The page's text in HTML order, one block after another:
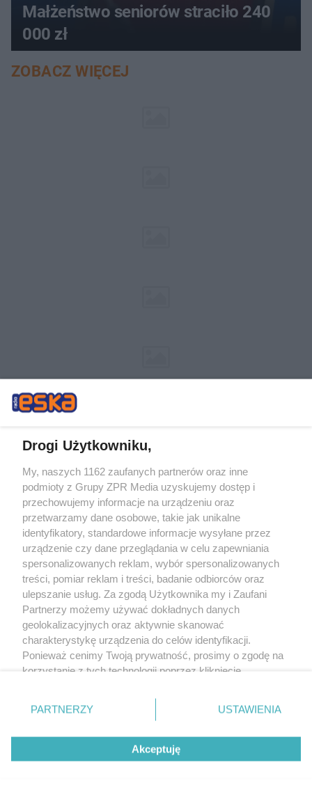
Małżeństwo seniorów straciło 240
000 zł
ZOBACZ WIĘCEJ
Żaden utwór zamieszczony w serwisie nie może być powielany i
rozpowszechniany lub dalej rozpowszechniany w jakikolwiek sposób (w
tym także elektroniczny lub mechaniczny) na jakimkolwiek polu
eksploatacji w jakiejkolwiek formie, włącznie z umieszczaniem w Internecie
bez pisemnej zgody właściciela praw. Jakiekolwiek użycie lub
wykorzystanie utworów w całości lub w części z naruszeniem prawa, tzn.
bez właściwej zgody, jest zabronione pod groźbą kary i może być ścigane
prawnie.
O nas
Drogi Użytkowniku,
My, naszych 1162 zaufanych partnerów oraz inne
podmioty z Grupy ZPR Media uzyskujemy dostęp i
przechowujemy informacje na urządzeniu oraz
przetwarzamy dane osobowe, takie jak unikalne
identyfikatory, standardowe informacje wysyłane przez
urządzenie czy dane przeglądania w celu zapewniania
spersonalizowanych reklam, wybór spersonalizowanych
treści, pomiar reklam i treści, badanie odbiorców oraz
ulepszanie usług. Za zgodą Użytkownika my i Zaufani
Partnerzy możemy używać dokładnych danych
geolokalizacyjnych oraz aktywnie skanować
charakterystykę urządzenia do celów identyfikacji.
Ponieważ cenimy Twoją prywatność, prosimy o zgodę na
korzystanie z tych technologii poprzez kliknięcie
zmienić/wycofać klikając przycisk ustawień prywatności
znajdujący się w lewym dolnym rogu strony
rodzaje przetwarzania danych nie wymagają zgody
użytkownika, ale masz prawo sprzeciwić się takiemu
przetwarzaniu. Preferencje będą miały zastosowanie tylko
PARTNERZY USTAWIENIA
Akceptuję